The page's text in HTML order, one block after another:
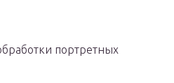
портретных